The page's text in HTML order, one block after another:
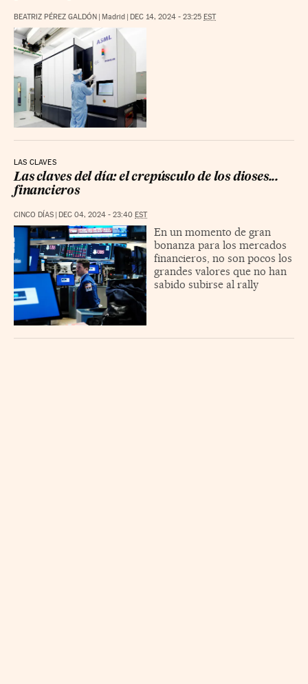
BEATRIZ PÉREZ GALDÓN | Madrid | DEC 14, 2024 - 23:25 EST
LAS CLAVES
Las claves del día: el crepúsculo de los dioses...
financieros
CINCO DÍAS | DEC 04, 2024 - 23:40 EST
En un momento de gran
bonanza para los mercados
financieros, no son pocos los
grandes valores que no han
sabido subirse al rally